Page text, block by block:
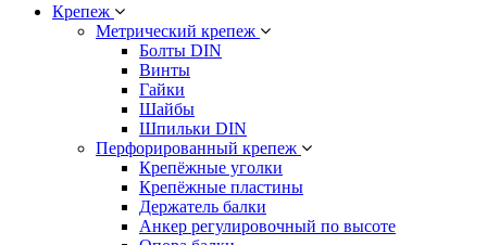
Крепеж
Метрический крепеж
Болты DIN
Винты
Гайки
Шайбы
Шпильки DIN
Перфорированный крепеж
Крепёжные уголки
Крепёжные пластины
Держатель балки
Анкер регулировочный по высоте